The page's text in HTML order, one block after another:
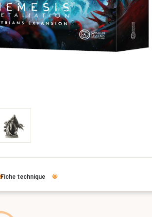
Fiche technique